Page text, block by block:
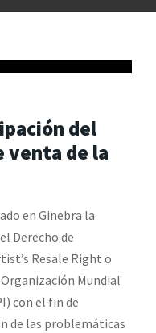
del
venta de la
en Ginebra la
Derecho de
Resale Right o
Mundial
con el fin de
de las problemáticas